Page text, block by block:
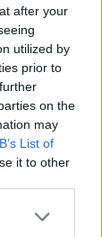
after your
utilized by
prior to
on the
may
List of
it to other